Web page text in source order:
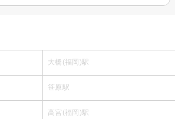
大橋(福岡)駅
笹原駅
高宮(福岡)駅